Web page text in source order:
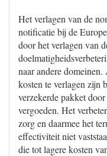
Het verlagen van de
notificatie bij de
door het verlagen van
naar andere
kosten te verlagen zijn
verzekerde pakket
vergoeden. Het
zorg en daarmee het
effectiviteit niet
die tot lagere kosten